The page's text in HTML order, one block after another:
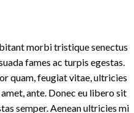
morbi tristique senectus
fames ac turpis egestas.
quam, feugiat vitae, ultricies
ante. Donec eu libero sit
semper. Aenean ultricies mi